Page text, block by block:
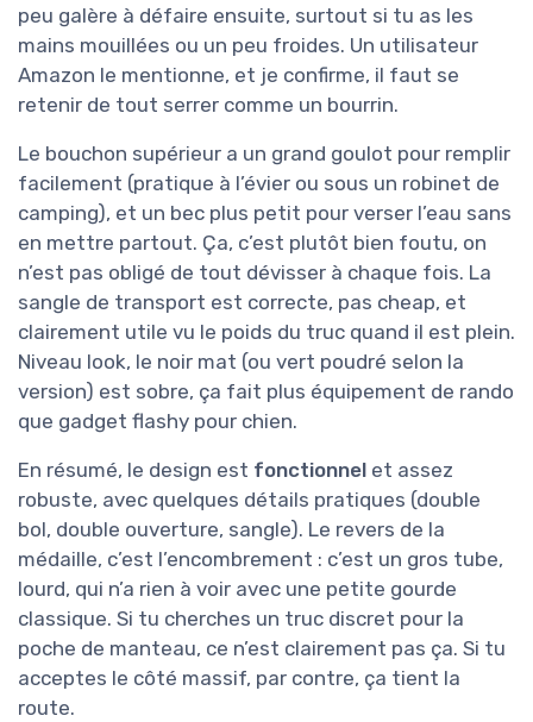
peu galère à défaire ensuite, surtout si tu as les
mains mouillées ou un peu froides. Un utilisateur
Amazon le mentionne, et je confirme, il faut se
retenir de tout serrer comme un bourrin.
Le bouchon supérieur a un grand goulot pour remplir
facilement (pratique à l’évier ou sous un robinet de
camping), et un bec plus petit pour verser l’eau sans
en mettre partout. Ça, c’est plutôt bien foutu, on
n’est pas obligé de tout dévisser à chaque fois. La
sangle de transport est correcte, pas cheap, et
clairement utile vu le poids du truc quand il est plein.
Niveau look, le noir mat (ou vert poudré selon la
version) est sobre, ça fait plus équipement de rando
que gadget flashy pour chien.
En résumé, le design est fonctionnel et assez
robuste, avec quelques détails pratiques (double
bol, double ouverture, sangle). Le revers de la
médaille, c’est l’encombrement : c’est un gros tube,
lourd, qui n’a rien à voir avec une petite gourde
classique. Si tu cherches un truc discret pour la
poche de manteau, ce n’est clairement pas ça. Si tu
acceptes le côté massif, par contre, ça tient la
route.